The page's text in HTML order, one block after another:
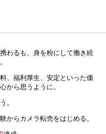
わるも、身を粉にして働き続
、福利厚生、安定といった価
から思うように。
。
からカメラ転売をはじめる。